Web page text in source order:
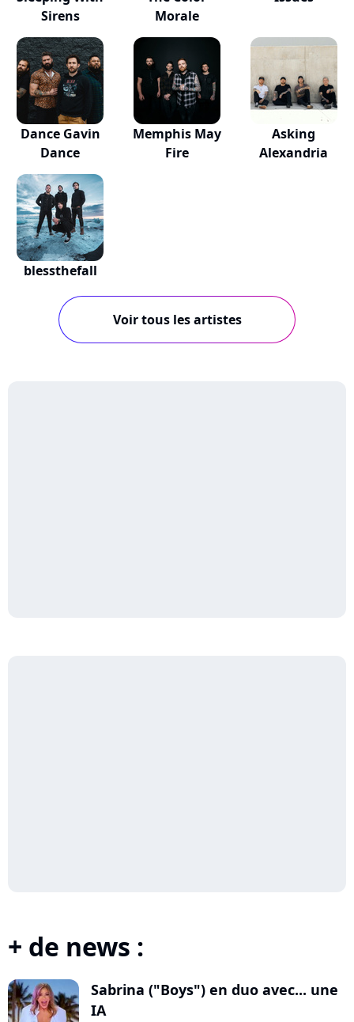
Sirens
Morale
Dance Gavin
Dance
Memphis May
Fire
Asking
Alexandria
blessthefall
Voir tous les artistes
+ de news :
Sabrina ("Boys") en duo avec... une
IA